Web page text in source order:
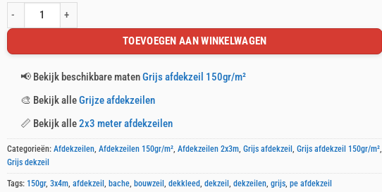
Grijs afdekzeil 2x3m 150gr/m² aantal
TOEVOEGEN AAN WINKELWAGEN
📢 Bekijk beschikbare matenGrijs afdekzeil 150gr/m²
🎨 Bekijk alleGrijze afdekzeilen
📏 Bekijk alle2x3 meter afdekzeilen
Categorieën: Afdekzeilen, Afdekzeilen 150gr/m², Afdekzeilen 2x3m, Grijs afdekzeil , Grijs afdekzeil 150gr/m²,
Grijs dekzeil
Tags: 150gr, 3x4m, afdekzeil , bache, bouwzeil , dekkleed, dekzeil , dekzeilen, grijs, pe afdekzeil